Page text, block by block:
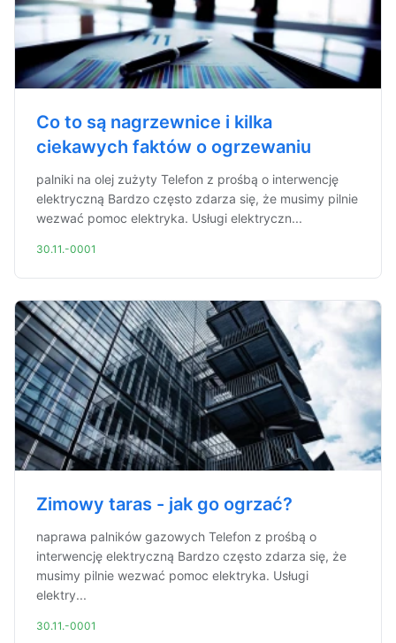
Co to są nagrzewnice i kilka
ciekawych faktów o ogrzewaniu
palniki na olej zużyty Telefon z prośbą o interwencję
elektryczną Bardzo często zdarza się, że musimy pilnie
wezwać pomoc elektryka. Usługi elektryczn...
30.11.-0001
Zimowy taras - jak go ogrzać?
naprawa palników gazowych Telefon z prośbą o
interwencję elektryczną Bardzo często zdarza się, że
musimy pilnie wezwać pomoc elektryka. Usługi
elektry...
30.11.-0001